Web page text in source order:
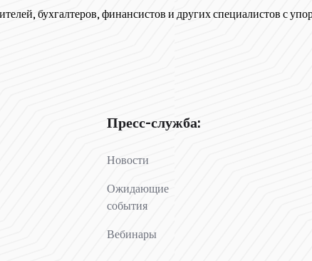
бухгалтеров, финансистов и других специалистов с
Пресс-служба:
Новости
Ожидающие
события
Вебинары